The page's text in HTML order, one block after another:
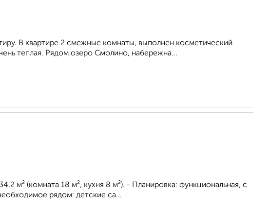
В квартире 2 смежные комнаты, выполнен косметический
теплая. Рядом озеро Смолино, набережна...
м² (комната 18 м², кухня 8 м²). - Планировка: функциональная, с
рядом: детские са...